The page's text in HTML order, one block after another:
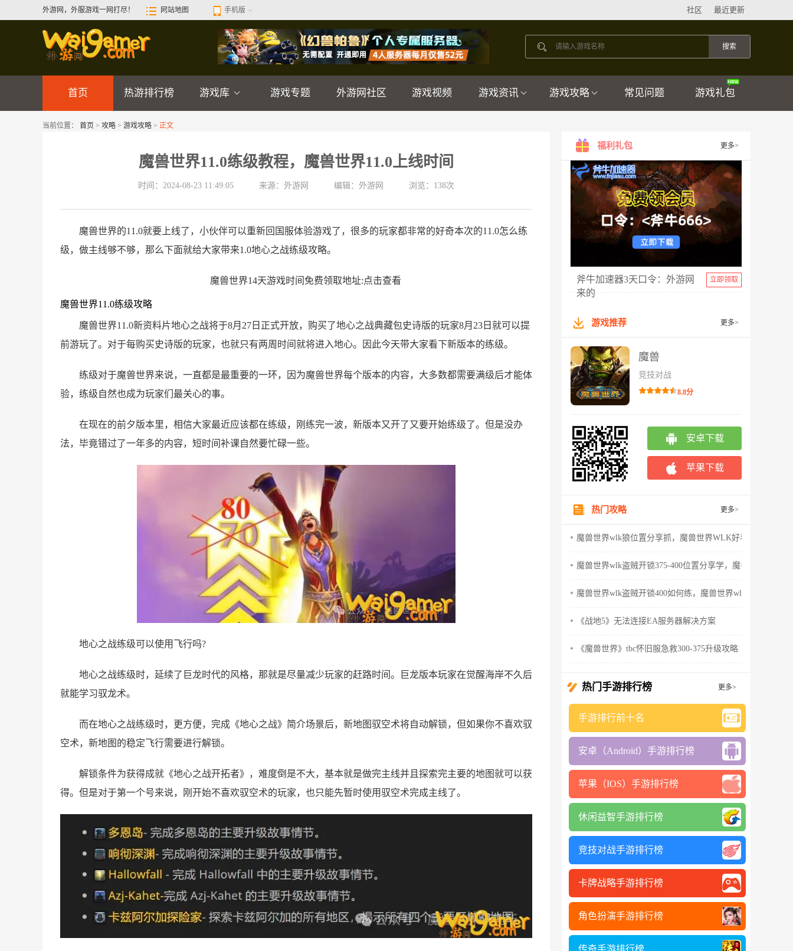
外游网，外服游戏一网打尽！ 网站地图 手机版 最近更新
社区
首页 热游排行榜 游戏库 游戏专题 外游网社区 游戏视频 游戏资讯 游戏攻略 常见问题 游戏礼包
当前位置： 首页 > 攻略 > 游戏攻略 > 正文
魔兽世界11.0练级教程，魔兽世界11.0上线时间
时间：2024-08-23 11:49:05 来源：外游网 编辑：外游网 浏览： 138次
魔兽世界的11.0就要上线了，小伙伴可以重新回国服体验游戏了，很多的玩家都非常的好奇本次的11.0怎么练
级，做主线够不够，那么下面就给大家带来1.0地心之战练级攻略。
魔兽世界14天游戏时间免费领取地址:点击查看
魔兽世界11.0练级攻略
魔兽世界11.0新资料片地心之战将于8月27日正式开放，购买了地心之战典藏包史诗版的玩家8月23日就可以提
前游玩了。对于每购买史诗版的玩家，也就只有两周时间就将进入地心。因此今天带大家看下新版本的练级。
练级对于魔兽世界来说，一直都是最重要的一环，因为魔兽世界每个版本的内容，大多数都需要满级后才能体
验，练级自然也成为玩家们最关心的事。
在现在的前夕版本里，相信大家最近应该都在练级，刚练完一波，新版本又开了又要开始练级了。但是没办
法，毕竟错过了一年多的内容，短时间补课自然要忙碌一些。
地心之战练级可以使用飞行吗?
地心之战练级时，延续了巨龙时代的风格，那就是尽量减少玩家的赶路时间。巨龙版本玩家在觉醒海岸不久后
就能学习驭龙术。
而在地心之战练级时，更方便，完成《地心之战》简介场景后，新地图驭空术将自动解锁，但如果你不喜欢驭
空术，新地图的稳定飞行需要进行解锁。
解锁条件为获得成就《地心之战开拓者》，难度倒是不大，基本就是做完主线并且探索完主要的地图就可以获
得。但是对于第一个号来说，刚开始不喜欢驭空术的玩家，也只能先暂时使用驭空术完成主线了。
福利礼包 更多>
斧牛加速器3天口令：外游网
来的
立即领取
游戏推荐 更多>
魔兽
竞技对战
8.8分
安卓下载
苹果下载
热门攻略 更多>
魔兽世界wlk狼位置分享抓，魔兽世界WLK好看的狼
魔兽世界wlk盗贼开锁375-400位置分享学，魔兽世界wlk怀
魔兽世界wlk盗贼开锁400如何练，魔兽世界wlk盗贼天赋
《战地5》无法连接EA服务器解决方案
《魔兽世界》tbc怀旧服急救300-375升级攻略
热门手游排行榜 更多>
手游排行前十名
安卓（Android）手游排行榜
苹果（IOS）手游排行榜
休闲益智手游排行榜
竞技对战手游排行榜
卡牌战略手游排行榜
角色扮演手游排行榜
传奇手游排行榜